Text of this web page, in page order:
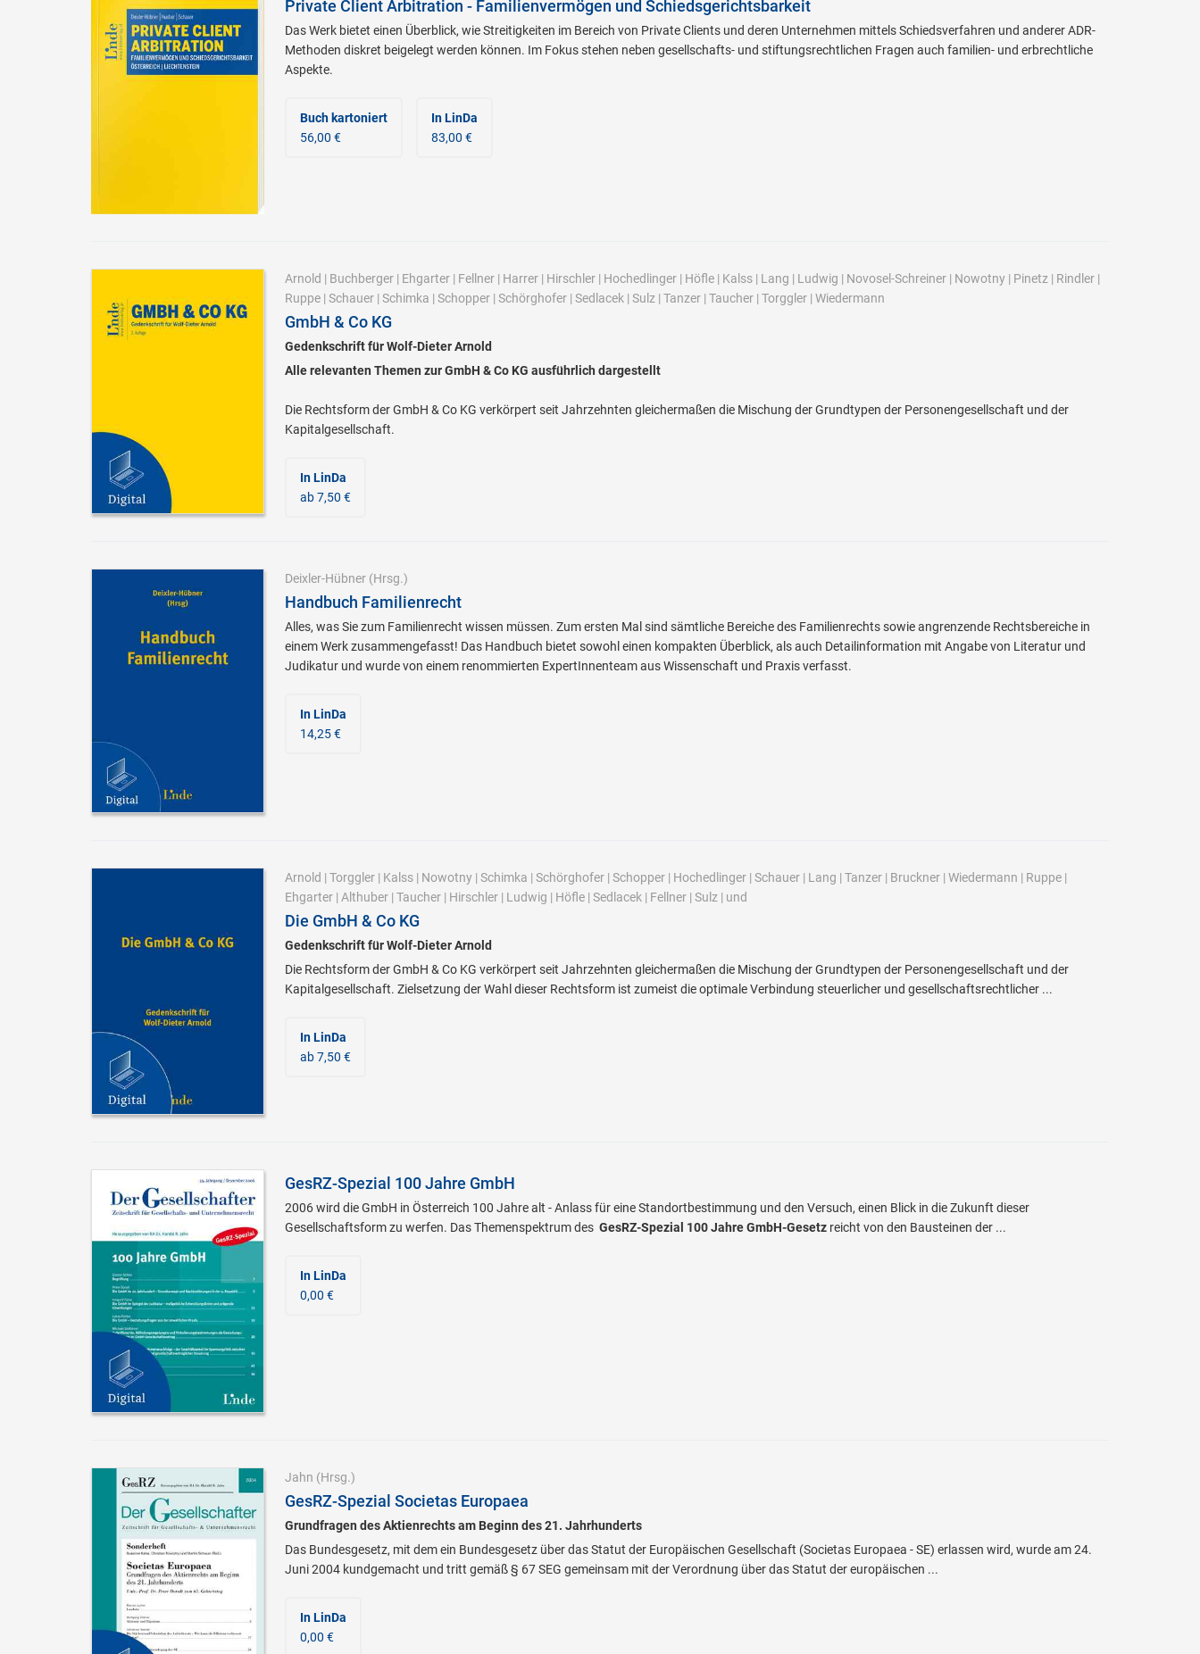
Private Client Arbitration - Familienvermögen und Schiedsgerichtsbarkeit
Das Werk bietet einen Überblick, wie Streitigkeiten im Bereich von Private Clients und deren Unternehmen mittels Schiedsverfahren und anderer ADR-
Methoden diskret beigelegt werden können. Im Fokus stehen neben gesellschafts- und stiftungsrechtlichen Fragen auch familien- und erbrechtliche
Aspekte.
Buch kartoniert
56,00 €
In LinDa
83,00 €
Arnold | Buchberger| Ehgarter| Fellner| Harrer| Hirschler| Hochedlinger| Höfle| Kalss| Lang | Ludwig | Novosel-Schreiner| Nowotny| Pinetz| Rindler|
Ruppe| Schauer| Schimka | Schopper| Schörghofer| Sedlacek| Sulz| Tanzer| Taucher| Torggler| Wiedermann
GmbH & Co KG
Gedenkschrift für Wolf-Dieter Arnold
Alle relevanten Themen zur GmbH & Co KG ausführlich dargestellt
Die Rechtsform der GmbH & Co KG verkörpert seit Jahrzehnten gleichermaßen die Mischung der Grundtypen der Personengesellschaft und der
Kapitalgesellschaft.
In LinDa
ab 7,50 €
Deixler-Hübner(Hrsg.)
Handbuch Familienrecht
Alles, was Sie zum Familienrecht wissen müssen. Zum ersten Mal sind sämtliche Bereiche des Familienrechts sowie angrenzende Rechtsbereiche in
einem Werk zusammengefasst! Das Handbuch bietet sowohl einen kompakten Überblick, als auch Detailinformation mit Angabe von Literatur und
Judikatur und wurde von einem renommierten ExpertInnenteam aus Wissenschaft und Praxis verfasst.
In LinDa
14,25 €
Arnold | Torggler| Kalss| Nowotny| Schimka | Schörghofer| Schopper| Hochedlinger| Schauer| Lang | Tanzer| Bruckner| Wiedermann | Ruppe|
Ehgarter| Althuber| Taucher| Hirschler| Ludwig | Höfle| Sedlacek| Fellner| Sulz| und
Die GmbH & Co KG
Gedenkschrift für Wolf-Dieter Arnold
Die Rechtsform der GmbH & Co KG verkörpert seit Jahrzehnten gleichermaßen die Mischung der Grundtypen der Personengesellschaft und der
Kapitalgesellschaft. Zielsetzung der Wahl dieser Rechtsform ist zumeist die optimale Verbindung steuerlicher und gesellschaftsrechtlicher ...
In LinDa
ab 7,50 €
GesRZ-Spezial 100 Jahre GmbH
2006 wird die GmbH in Österreich 100 Jahre alt - Anlass für eine Standortbestimmung und den Versuch, einen Blick in die Zukunft dieser
Gesellschaftsform zu werfen. Das Themenspektrum des GesRZ-Spezial 100 Jahre GmbH-Gesetzreicht von den Bausteinen der ...
In LinDa
0,00 €
Jahn (Hrsg.)
GesRZ-Spezial Societas Europaea
Grundfragen des Aktienrechts am Beginn des 21. Jahrhunderts
Das Bundesgesetz, mit dem ein Bundesgesetz über das Statut der Europäischen Gesellschaft (Societas Europaea - SE) erlassen wird, wurde am 24.
Juni 2004 kundgemacht und tritt gemäß § 67 SEG gemeinsam mit der Verordnung über das Statut der europäischen ...
In LinDa
0,00 €